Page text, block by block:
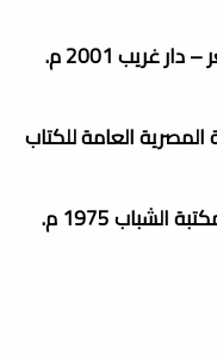
غريب 2001 م.
المصرية العامة للكتاب
1975 م.